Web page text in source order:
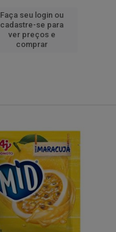
Faça seu login ou
cadastre-se para
ver preços e
comprar